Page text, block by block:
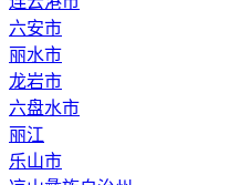
六安市
丽水市
龙岩市
六盘水市
丽江
乐山市